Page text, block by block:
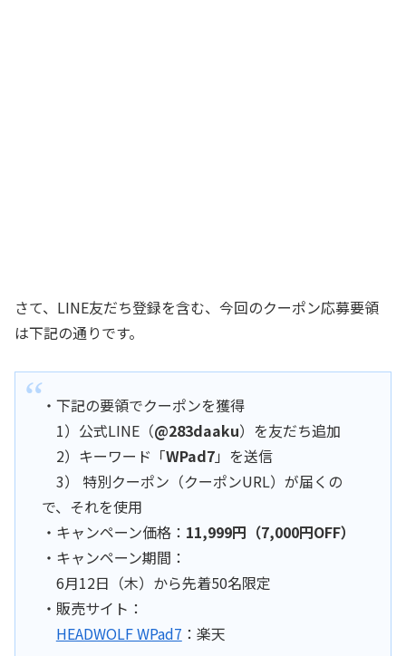
さて、LINE友だち登録を含む、今回のクーポン応募要領
は下記の通りです。
・下記の要領でクーポンを獲得
1）公式LINE（@283daaku）を友だち追加
2）キーワード「WPad7」を送信
3） 特別クーポン（クーポンURL）が届くの
で、それを使用
・キャンペーン価格： 11,999円（7,000円OFF）
・キャンペーン期間：
6月12日（木）から先着50名限定
・販売サイト：
HEADWOLF WPad7 ：楽天